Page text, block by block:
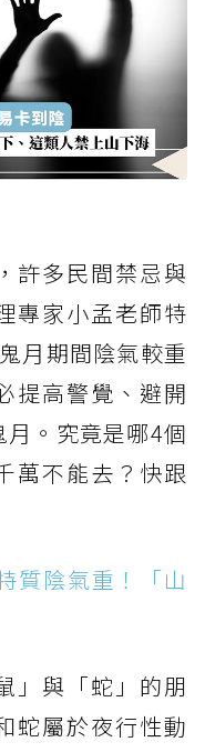
許多民間禁忌與
專家小孟老師特
月期間陰氣較重
提高警覺、避開
。究竟是哪4個
萬不能去？快跟
質陰氣重！「山
」與「蛇」的朋
蛇屬於夜行性動